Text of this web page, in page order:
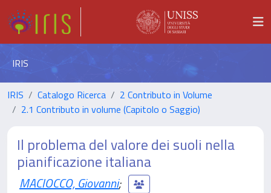
IRIS
IRIS Catalogo Ricerca
2 Contributo in Volume
2.1 Contributo in volume (Capitolo o Saggio)
Il problema del valore dei suoli nella
pianificazione italiana
MACIOCCO, Giovanni;